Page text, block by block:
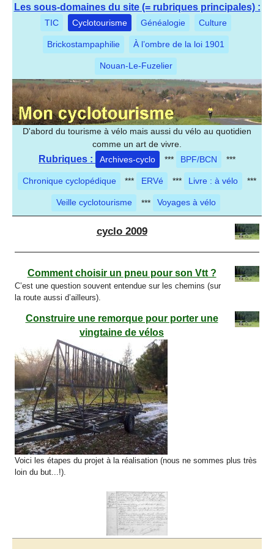
Les sous-domaines du site (= rubriques principales) :
TIC Cyclotourisme Généalogie Culture
Brickostampaphilie À l’ombre de la loi 1901
Nouan-Le-Fuzelier
D'abord du tourisme à vélo mais aussi du vélo au quotidien
comme un art de vivre.
Rubriques : Archives-cyclo *** BPF/BCN ***
Chronique cyclopédique *** ERVé *** Livre : à vélo ***
Veille cyclotourisme *** Voyages à vélo
cyclo 2009
Comment choisir un pneu pour son Vtt ?
C’est une question souvent entendue sur les chemins (sur
la route aussi d’ailleurs).
Construire une remorque pour porter une
vingtaine de vélos
Voici les étapes du projet à la réalisation (nous ne sommes plus très
loin du but...!).